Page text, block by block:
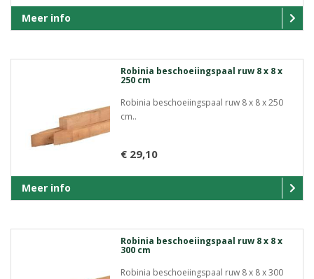
Meer info
Robinia beschoeiingspaal ruw 8 x 8 x
250 cm
Robinia beschoeiingspaal ruw 8 x 8 x 250
cm..
€ 29,10
Meer info
Robinia beschoeiingspaal ruw 8 x 8 x
300 cm
Robinia beschoeiingspaal ruw 8 x 8 x 300